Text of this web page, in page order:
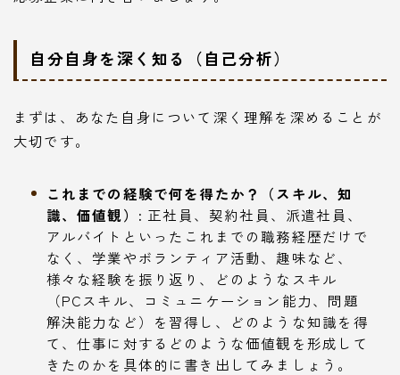
自分自身を深く知る（自己分析）
まずは、あなた自身について深く理解を深めることが
大切です。
これまでの経験で何を得たか？（スキル、知
識、価値観）: 正社員、契約社員、派遣社員、
アルバイトといったこれまでの職務経歴だけで
なく、学業やボランティア活動、趣味など、
様々な経験を振り返り、どのようなスキル
（PCスキル、コミュニケーション能力、問題
解決能力など）を習得し、どのような知識を得
て、仕事に対するどのような価値観を形成して
きたのかを具体的に書き出してみましょう。